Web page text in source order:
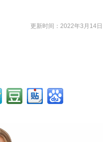
更新时间：2022年3月14日